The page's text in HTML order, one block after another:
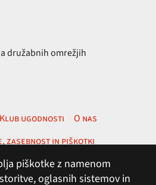
družabnih omrežjih
Klub ugodnosti
O nas
zasebnost in piškotki
piškotke z namenom
oglasnih sistemov in